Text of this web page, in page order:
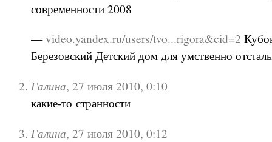
современности 2008
—video.yandex.ru/users/tvo...rigora&cid=2
Березовский Детский дом для умственно
Галина,27 июля 2010, 0:10
какие-то странности
Галина,27 июля 2010, 0:12